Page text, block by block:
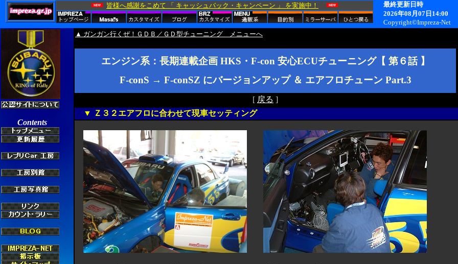
▲ ガンガン行くぜ！ＧＤＢ／ＧＤ型チューニング メニューへ
エンジン系：長期連載企画 HKS・F-con 安心ECUチューニング【 第６話 】
F-conS → F-conSZ にバージョンアップ ＆ エアフロチューン Part.3
[ 戻る ]
▼ Ｚ３２エアフロに合わせて現車セッティング